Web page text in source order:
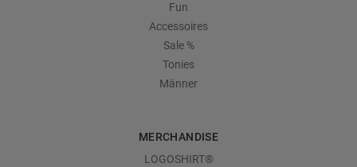
Fun
Accessoires
Sale %
Tonies
Männer
MERCHANDISE
LOGOSHIRT®